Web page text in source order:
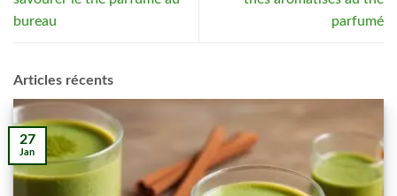
bureau
parfumé
Articles récents
27
Jan